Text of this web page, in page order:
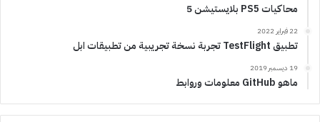
محاكيات PS5 بلايستيشن 5
22 فبراير 2022
تطبيق TestFlight تجربة نسخة تجريبية من تطبيقات ابل
19 ديسمبر 2019
ماهو GitHub معلومات وروابط